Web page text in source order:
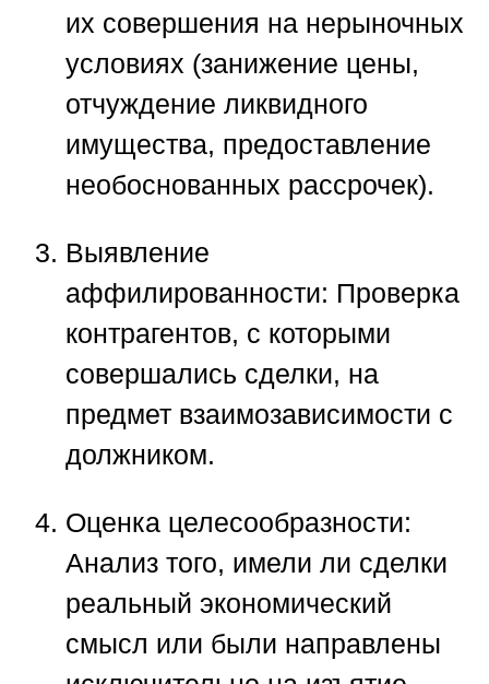
их совершения на нерыночных
условиях (занижение цены,
отчуждение ликвидного
имущества, предоставление
необоснованных рассрочек).
Выявление
аффилированности: Проверка
контрагентов, с которыми
совершались сделки, на
предмет взаимозависимости с
должником.
Оценка целесообразности:
Анализ того, имели ли сделки
реальный экономический
смысл или были направлены